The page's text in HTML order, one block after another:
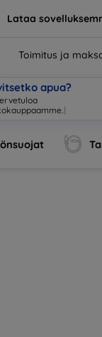
Lataa
Toimitus ja
apua?
|